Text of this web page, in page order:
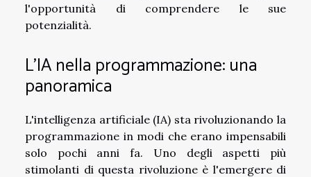
l'opportunità di comprendere le sue
potenzialità.
L'IA nella programmazione: una
panoramica
L'intelligenza artificiale (IA) sta rivoluzionando la
programmazione in modi che erano impensabili
solo pochi anni fa. Uno degli aspetti più
stimolanti di questa rivoluzione è l'emergere di